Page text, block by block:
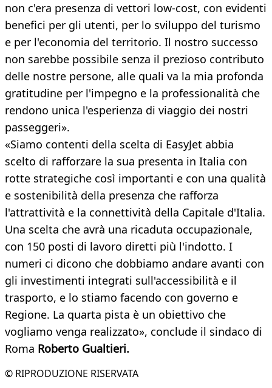
non c'era presenza di vettori low-cost, con evidenti
benefici per gli utenti, per lo sviluppo del turismo
e per l'economia del territorio. Il nostro successo
non sarebbe possibile senza il prezioso contributo
delle nostre persone, alle quali va la mia profonda
gratitudine per l'impegno e la professionalità che
rendono unica l'esperienza di viaggio dei nostri
passeggeri».
«Siamo contenti della scelta di EasyJet abbia
scelto di rafforzare la sua presenta in Italia con
rotte strategiche così importanti e con una qualità
e sostenibilità della presenza che rafforza
l'attrattività e la connettività della Capitale d'Italia.
Una scelta che avrà una ricaduta occupazionale,
con 150 posti di lavoro diretti più l'indotto. I
numeri ci dicono che dobbiamo andare avanti con
gli investimenti integrati sull'accessibilità e il
trasporto, e lo stiamo facendo con governo e
Regione. La quarta pista è un obiettivo che
vogliamo venga realizzato», conclude il sindaco di
Roma Roberto Gualtieri.
© RIPRODUZIONE RISERVATA